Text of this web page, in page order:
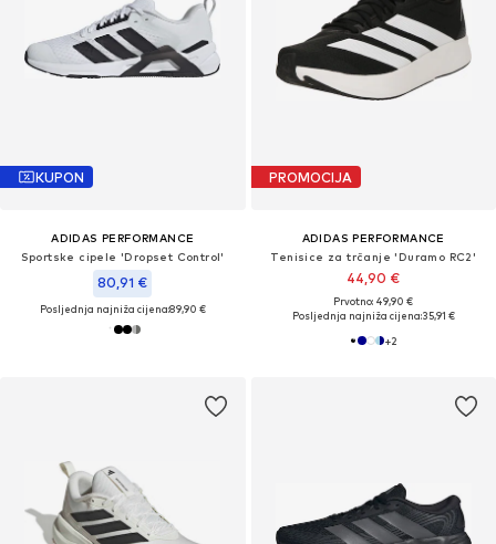
KUPON
ADIDAS PERFORMANCE
Sportske cipele 'Dropset Control'
80,91 €
Posljednja najniža cijena:89,90 €
PROMOCIJA
ADIDAS PERFORMANCE
Tenisice za trčanje 'Duramo RC2'
44,90 €
Prvotno: 49,90 €
Posljednja najniža cijena:35,91 €
+2